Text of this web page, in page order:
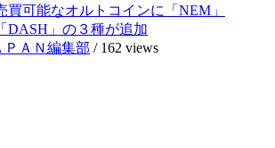
買可能なオルトコインに「NEM」
DASH」の３種が追加
ＡＮ編集部 / 162 views